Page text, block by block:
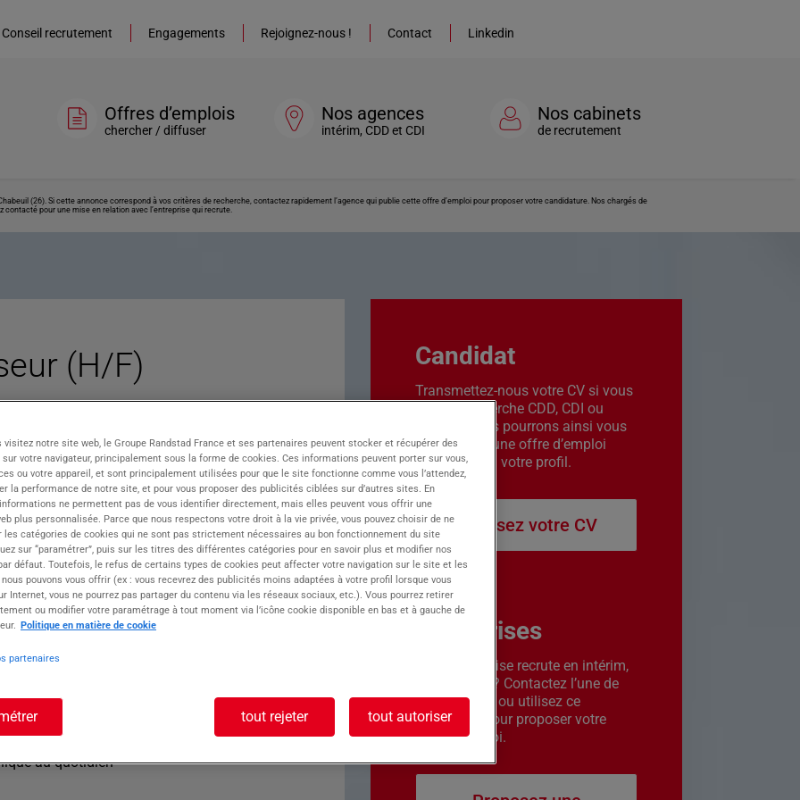
Conseil recrutement Engagements Rejoignez-nous ! Contact Linkedin
Offres d’emplois
chercher / diffuser
Nos agences
intérim, CDD et CDI
Nos cabinets
de recrutement
(26). Si cette annonce correspond à vos critères de recherche, contactez rapidement l’agence qui publie cette offre d’emploi pour proposer votre candidature. Nos chargés de
pour une mise en relation avec l’entreprise qui recrute.
(H/F)
expertise en recrutement inclusif en CDI,
vers un avenir professionnel
et souhaitez valoriser votre savoir-faire dans
? Cette opportunité est faite pour vous !
boucher désosseur, prêt(e) à s'investir
:
viandes avec précision
des normes d'hygiène
au quotidien
Candidat
Transmettez-nous votre CV si vous
êtes en recherche CDD, CDI ou
intérim. Nous pourrons ainsi vous
contacter si une offre d’emploi
correspond à votre profil.
Déposez votre CV
Entreprises
Votre entreprise recrute en intérim,
CDD ou CDI ? Contactez l’une de
nos agences ou utilisez ce
formulaire pour proposer votre
offre d’emploi.
visitez notre site web, le Groupe Randstad France et ses partenaires peuvent stocker et récupérer des
votre navigateur, principalement sous la forme de cookies. Ces informations peuvent porter sur vous,
ou votre appareil, et sont principalement utilisées pour que le site fonctionne comme vous l’attendez,
la performance de notre site, et pour vous proposer des publicités ciblées sur d’autres sites. En
ne permettent pas de vous identifier directement, mais elles peuvent vous offrir une
plus personnalisée. Parce que nous respectons votre droit à la vie privée, vous pouvez choisir de ne
les catégories de cookies qui ne sont pas strictement nécessaires au bon fonctionnement du site
sur “paramétrer”, puis sur les titres des différentes catégories pour en savoir plus et modifier nos
défaut. Toutefois, le refus de certains types de cookies peut affecter votre navigation sur le site et les
pouvons vous offrir (ex : vous recevrez des publicités moins adaptées à votre profil lorsque vous
Internet, vous ne pourrez pas partager du contenu via les réseaux sociaux, etc.). Vous pourrez retirer
ou modifier votre paramétrage à tout moment via l’icône cookie disponible en bas et à gauche de
Politique en matière de cookie
partenaires
tout rejeter tout autoriser